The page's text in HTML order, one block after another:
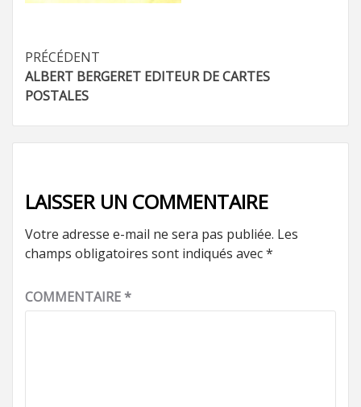
Navigation
d’article
PRÉCÉDENT
ALBERT BERGERET EDITEUR DE CARTES
POSTALES
LAISSER UN COMMENTAIRE
Votre adresse e-mail ne sera pas publiée. Les
champs obligatoires sont indiqués avec*
COMMENTAIRE*